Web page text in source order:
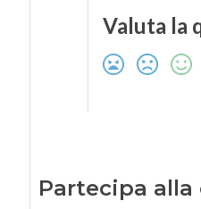
Valuta la
Partecipa